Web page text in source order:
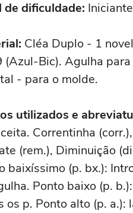
de dificuldade: Iniciante
Cléa Duplo - 1
(Azul-Bic). Agulha
- para o molde.
utilizados e
Correntinha
(rem.), Diminuição
baixíssimo (p. bx.):
Ponto baixo (p.
os p. Ponto alto (p. a.):